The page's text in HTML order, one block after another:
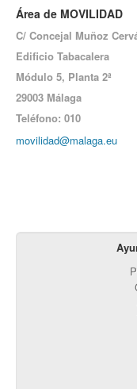
Área de MOVILIDAD
C/ Concejal Muñoz
Edificio Tabacalera
Módulo 5, Planta 2ª
29003 Málaga
Teléfono: 010
movilidad@malaga.eu